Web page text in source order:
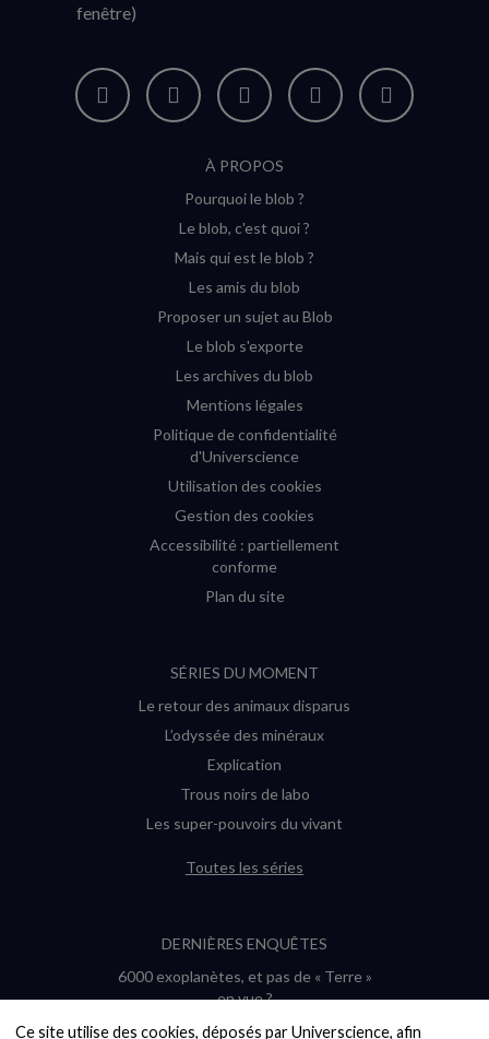
Ce site utilise des cookies, déposés par Universcience, afin
Nous
Nous
Instagram
(nouvelle
Nous
sur
Facebook
(nouvelle
Nous
Flux
À PROPOS
Pourquoi le blob ?
Le blob, c'est quoi ?
Mais qui est le blob ?
Les amis du blob
Proposer un sujet au Blob
Le blob s'exporte
Les archives du blob
Mentions légales
Politique de confidentialité
d'Universcience
Utilisation des cookies
Gestion des cookies
Accessibilité : partiellement
conforme
Plan du site
SÉRIES DU MOMENT
Le retour des animaux disparus
L’odyssée des minéraux
Explication
Trous noirs de labo
Les super-pouvoirs du vivant
Toutes les séries
DERNIÈRES ENQUÊTES
6000 exoplanètes, et pas de « Terre »
en vue ?
Quel avenir pour les cryptos ?